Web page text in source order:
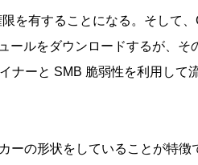
を有することになる。そして
ールをダウンロードするが、そ
ナーと SMB 脆弱性を利用して
ーの形状をしていることが特徴